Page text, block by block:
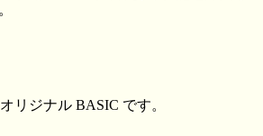
リジナル BASIC です。